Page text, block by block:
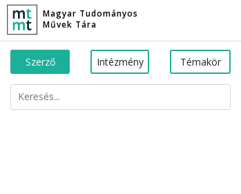
Magyar Tudományos
Művek Tára
Szerző Intézmény Témakör